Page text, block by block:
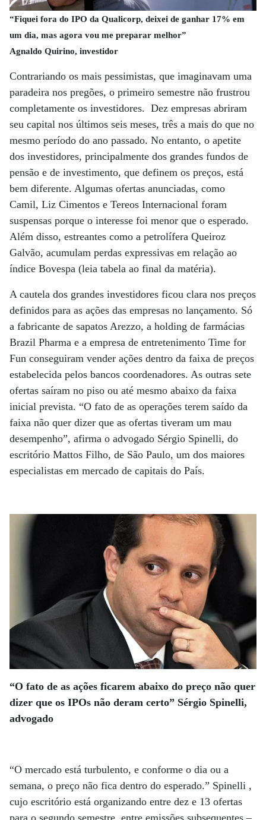
“Fiquei fora do IPO da Qualicorp, deixei de ganhar 17% em
um dia, mas agora vou me preparar melhor”
Agnaldo Quirino, investidor
Contrariando os mais pessimistas, que imaginavam uma
paradeira nos pregões, o primeiro semestre não frustrou
completamente os investidores. Dez empresas abriram
seu capital nos últimos seis meses, três a mais do que no
mesmo período do ano passado. No entanto, o apetite
dos investidores, principalmente dos grandes fundos de
pensão e de investimento, que definem os preços, está
bem diferente. Algumas ofertas anunciadas, como
Camil, Liz Cimentos e Tereos Internacional foram
suspensas porque o interesse foi menor que o esperado.
Além disso, estreantes como a petrolífera Queiroz
Galvão, acumulam perdas expressivas em relação ao
índice Bovespa (leia tabela ao final da matéria).
A cautela dos grandes investidores ficou clara nos preços
definidos para as ações das empresas no lançamento. Só
a fabricante de sapatos Arezzo, a holding de farmácias
Brazil Pharma e a empresa de entretenimento Time for
Fun conseguiram vender ações dentro da faixa de preços
estabelecida pelos bancos coordenadores. As outras sete
ofertas saíram no piso ou até mesmo abaixo da faixa
inicial prevista. “O fato de as operações terem saído da
faixa não quer dizer que as ofertas tiveram um mau
desempenho”, afirma o advogado Sérgio Spinelli, do
escritório Mattos Filho, de São Paulo, um dos maiores
especialistas em mercado de capitais do País.
“O fato de as ações ficarem abaixo do preço não quer
dizer que os IPOs não deram certo” Sérgio Spinelli,
advogado
“O mercado está turbulento, e conforme o dia ou a
semana, o preço não fica dentro do esperado.” Spinelli ,
cujo escritório está organizando entre dez e 13 ofertas
para o segundo semestre, entre emissões subsequentes –